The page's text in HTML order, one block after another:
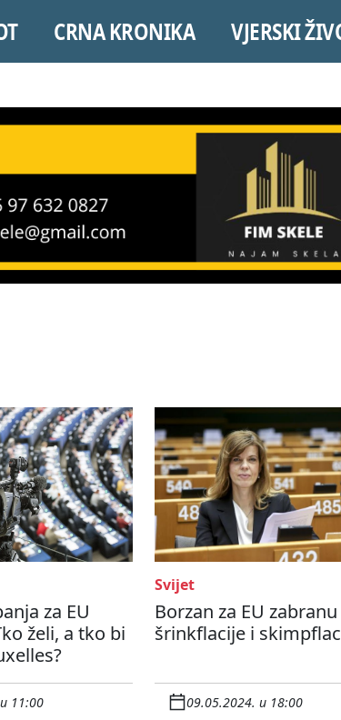
CRNA KRONIKA VJERSKI
za EU
želi, a tko bi
11:00
Svijet
Borzan za EU zabranu
šrinkflacije i
09.05.2024. u 18:00